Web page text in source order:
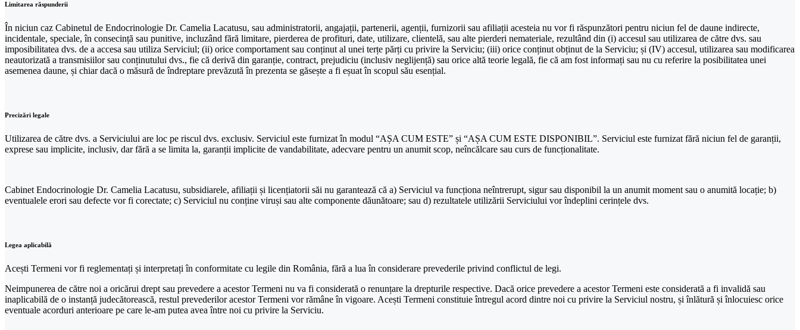
Limitarea răspunderii
În niciun caz Cabinetul de Endocrinologie Dr. Camelia Lacatusu, sau administratorii, angajații, partenerii, agenții, furnizorii sau afiliații acesteia nu vor fi răspunzători pentru niciun fel de daune indirecte,
incidentale, speciale, în consecință sau punitive, incluzând fără limitare, pierderea de profituri, date, utilizare, clientelă, sau alte pierderi nemateriale, rezultând din (i) accesul sau utilizarea de către dvs. sau
imposibilitatea dvs. de a accesa sau utiliza Serviciul; (ii) orice comportament sau conținut al unei terțe părți cu privire la Serviciu; (iii) orice conținut obținut de la Serviciu; și (IV) accesul, utilizarea sau modificarea
neautorizată a transmisiilor sau conținutului dvs., fie că derivă din garanție, contract, prejudiciu (inclusiv neglijență) sau orice altă teorie legală, fie că am fost informați sau nu cu referire la posibilitatea unei
asemenea daune, și chiar dacă o măsură de îndreptare prevăzută în prezenta se găsește a fi eșuat în scopul său esențial.
Precizări legale
Utilizarea de către dvs. a Serviciului are loc pe riscul dvs. exclusiv. Serviciul este furnizat în modul “AȘA CUM ESTE” și “AȘA CUM ESTE DISPONIBIL”. Serviciul este furnizat fără niciun fel de garanții,
exprese sau implicite, inclusiv, dar fără a se limita la, garanții implicite de vandabilitate, adecvare pentru un anumit scop, neîncălcare sau curs de funcționalitate.
Cabinet Endocrinologie Dr. Camelia Lacatusu, subsidiarele, afiliații și licențiatorii săi nu garantează că a) Serviciul va funcționa neîntrerupt, sigur sau disponibil la un anumit moment sau o anumită locație; b)
eventualele erori sau defecte vor fi corectate; c) Serviciul nu conține viruși sau alte componente dăunătoare; sau d) rezultatele utilizării Serviciului vor îndeplini cerințele dvs.
Legea aplicabilă
Acești Termeni vor fi reglementați și interpretați în conformitate cu legile din România, fără a lua în considerare prevederile privind conflictul de legi.
Neimpunerea de către noi a oricărui drept sau prevedere a acestor Termeni nu va fi considerată o renunțare la drepturile respective. Dacă orice prevedere a acestor Termeni este considerată a fi invalidă sau
inaplicabilă de o instanță judecătorească, restul prevederilor acestor Termeni vor rămâne în vigoare. Acești Termeni constituie întregul acord dintre noi cu privire la Serviciul nostru, și înlătură și înlocuiesc orice
eventuale acorduri anterioare pe care le-am putea avea între noi cu privire la Serviciu.